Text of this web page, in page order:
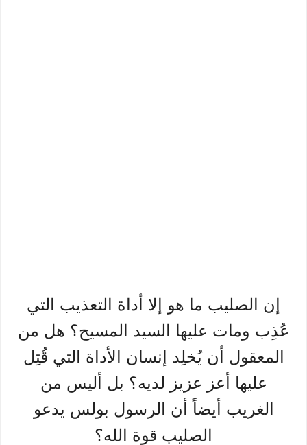
إن الصليب ما هو إلا أداة التعذيب التي
عُذِب ومات عليها السيد المسيح؟ هل من
المعقول أن يُخلِد إنسان الأداة التي قُتِل
عليها أعز عزيز لديه؟ بل أليس من
الغريب أيضاً أن الرسول بولس يدعو
الصليب قوة الله؟